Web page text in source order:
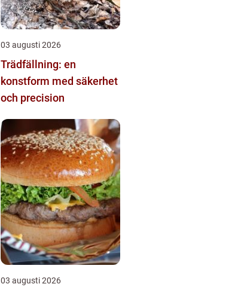
03 augusti 2026
Trädfällning: en
konstform med säkerhet
och precision
03 augusti 2026